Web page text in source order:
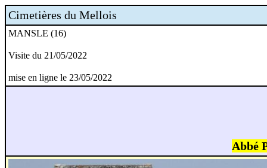
Cimetières du Mellois
MANSLE (16)
Visite du 21/05/2022
mise en ligne le 23/05/2022
Abbé